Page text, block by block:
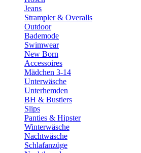
Jeans
Strampler & Overalls
Outdoor
Bademode
Swimwear
New Born
Accessoires
Mädchen 3-14
Unterwäsche
Unterhemden
BH & Bustiers
Slips
Panties & Hipster
Winterwäsche
Nachtwäsche
Schlafanzüge